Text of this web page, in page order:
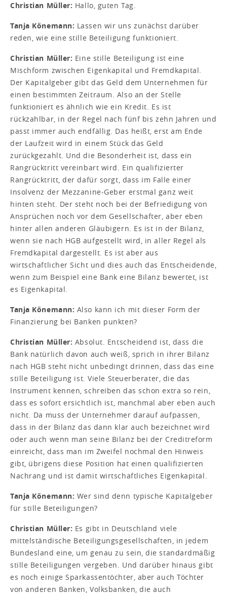
Christian Müller: Hallo, guten Tag.
Tanja Könemann: Lassen wir uns zunächst darüber
reden, wie eine stille Beteiligung funktioniert.
Christian Müller: Eine stille Beteiligung ist eine
Mischform zwischen Eigenkapital und Fremdkapital.
Der Kapitalgeber gibt das Geld dem Unternehmen für
einen bestimmten Zeitraum. Also an der Stelle
funktioniert es ähnlich wie ein Kredit. Es ist
rückzahlbar, in der Regel nach fünf bis zehn Jahren und
passt immer auch endfällig. Das heißt, erst am Ende
der Laufzeit wird in einem Stück das Geld
zurückgezahlt. Und die Besonderheit ist, dass ein
Rangrücktritt vereinbart wird. Ein qualifizierter
Rangrücktritt, der dafür sorgt, dass im Falle einer
Insolvenz der Mezzanine-Geber erstmal ganz weit
hinten steht. Der steht noch bei der Befriedigung von
Ansprüchen noch vor dem Gesellschafter, aber eben
hinter allen anderen Gläubigern. Es ist in der Bilanz,
wenn sie nach HGB aufgestellt wird, in aller Regel als
Fremdkapital dargestellt. Es ist aber aus
wirtschaftlicher Sicht und dies auch das Entscheidende,
wenn zum Beispiel eine Bank eine Bilanz bewertet, ist
es Eigenkapital.
Tanja Könemann: Also kann ich mit dieser Form der
Finanzierung bei Banken punkten?
Christian Müller: Absolut. Entscheidend ist, dass die
Bank natürlich davon auch weiß, sprich in ihrer Bilanz
nach HGB steht nicht unbedingt drinnen, dass das eine
stille Beteiligung ist. Viele Steuerberater, die das
Instrument kennen, schreiben das schon extra so rein,
dass es sofort ersichtlich ist, manchmal aber eben auch
nicht. Da muss der Unternehmer darauf aufpassen,
dass in der Bilanz das dann klar auch bezeichnet wird
oder auch wenn man seine Bilanz bei der Creditreform
einreicht, dass man im Zweifel nochmal den Hinweis
gibt, übrigens diese Position hat einen qualifizierten
Nachrang und ist damit wirtschaftliches Eigenkapital.
Tanja Könemann: Wer sind denn typische Kapitalgeber
für stille Beteiligungen?
Christian Müller: Es gibt in Deutschland viele
mittelständische Beteiligungsgesellschaften, in jedem
Bundesland eine, um genau zu sein, die standardmäßig
stille Beteiligungen vergeben. Und darüber hinaus gibt
es noch einige Sparkassentöchter, aber auch Töchter
von anderen Banken, Volksbanken, die auch